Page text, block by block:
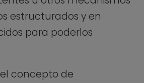
estructurados y en
para poderlos
concepto de